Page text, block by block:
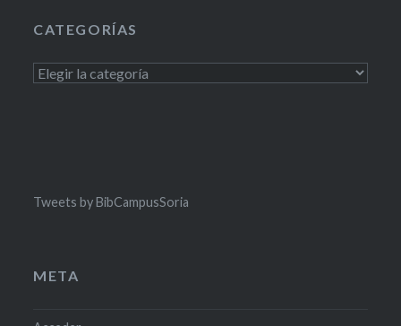
CATEGORÍAS
Categorías
Tweets by BibCampusSoria
META